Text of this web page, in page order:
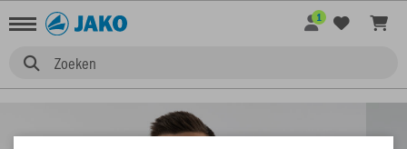
Zoeken
1